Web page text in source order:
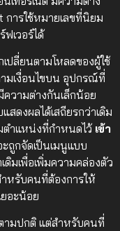
การใช้หมายเลขที่นิยม
ฟเวอร์ได้
เปลี่ยนตามโหลดของผู้ใช้
ามเงื่อนไขบน อุปกรณ์ที่
วามต่างกันเล็กน้อย
สดงผลได้เสถียรกว่าเดิม
ตำแหน่งที่กำหนดไว้ เข้า
ถูกจัดเป็นเมนูแบบ
มเพื่อเพิ่มความคล่องตัว
หรับคนที่ต้องการให้
อะน้อย
ามปกติ แต่สำหรับคนที่